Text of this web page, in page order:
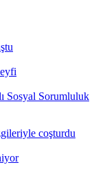
Sosyal Sorumluluk
coşturdu